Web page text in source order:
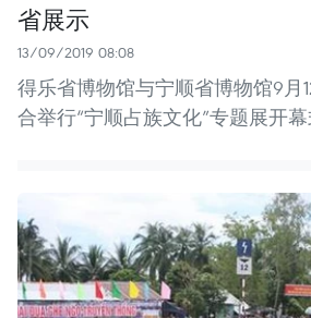
省展示
13/09/2019 08:08
得乐省博物馆与宁顺省博物馆9月
合举行“宁顺占族文化”专题展开幕